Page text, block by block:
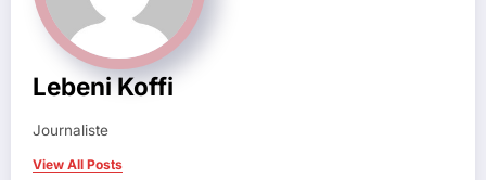
Lebeni Koffi
Journaliste
View All Posts